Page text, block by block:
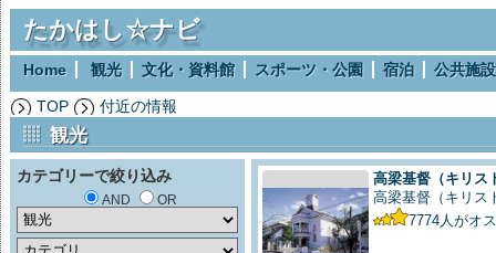
たかはし☆ナビ
Home 観光 文化・資料館 スポーツ・公園 宿泊 公共施設
TOP 付近の情報
観光
カテゴリーで絞り込み
AND OR
高梁基督（キリス
高梁基督（キリス
7774 人がオ